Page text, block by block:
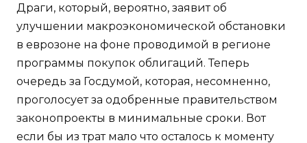
Драги, который, вероятно, заявит об
улучшении макроэкономической обстановки
в еврозоне на фоне проводимой в регионе
программы покупок облигаций. Теперь
очередь за Госдумой, которая, несомненно,
проголосует за одобренные правительством
законопроекты в минимальные сроки. Вот
если бы из трат мало что осталось к моменту